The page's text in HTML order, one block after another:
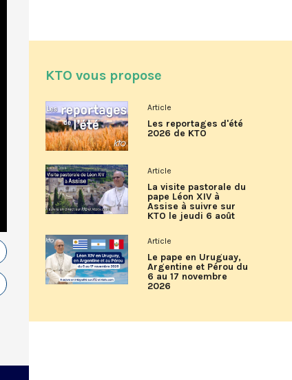
KTO vous propose
Article
Les reportages d'été
2026 de KTO
Article
La visite pastorale du
pape Léon XIV à
Assise à suivre sur
KTO le jeudi 6 août
Article
Le pape en Uruguay,
Argentine et Pérou du
6 au 17 novembre
2026